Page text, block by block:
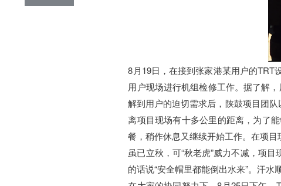
8月19日，在接到张家港某用户的TRT
用户现场进行机组检修工作。据了解
解到用户的迫切需求后，陕鼓项目团
离项目现场有十多公里的距离，为了
餐，稍作休息又继续开始工作。在项目
虽已立秋，可“秋老虎”威力不减，项
的话说“安全帽里都能倒出水来”。汗水